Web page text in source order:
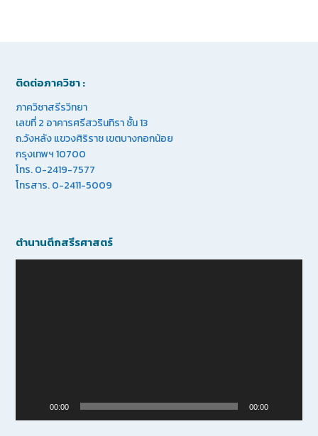
ติดต่อภาควิชา :
ภาควิชาสรีรวิทยา
เลขที่ 2 อาคารศรีสวรินทิรา ชั้น 13
ถ.วังหลัง แขวงศิริราช เขตบางกอกน้อย
กรุงเทพฯ 10700
โทร. 0-2419-7577
โทรสาร. 0-2411-5009
ตำนานตึกสรีรศาสตร์
00:00 00:00